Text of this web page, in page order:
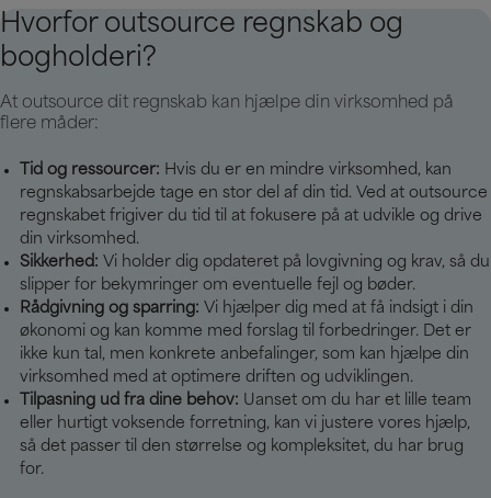
Hvorfor outsource regnskab og
bogholderi?
At outsource dit regnskab kan hjælpe din virksomhed på
flere måder:
Tid og ressourcer: Hvis du er en mindre virksomhed, kan
regnskabsarbejde tage en stor del af din tid. Ved at outsource
regnskabet frigiver du tid til at fokusere på at udvikle og drive
din virksomhed.
Sikkerhed: Vi holder dig opdateret på lovgivning og krav, så du
slipper for bekymringer om eventuelle fejl og bøder.
Rådgivning og sparring: Vi hjælper dig med at få indsigt i din
økonomi og kan komme med forslag til forbedringer. Det er
ikke kun tal, men konkrete anbefalinger, som kan hjælpe din
virksomhed med at optimere driften og udviklingen.
Tilpasning ud fra dine behov: Uanset om du har et lille team
eller hurtigt voksende forretning, kan vi justere vores hjælp,
så det passer til den størrelse og kompleksitet, du har brug
for.